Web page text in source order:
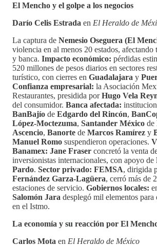
El Mencho y el golpe a los negocios
Darío Celis Estrada en El Heraldo de
La captura de Nemesio Oseguera (El
violencia en al menos 20 estados, afectando
y banca. Impacto económico: pérdidas
520 millones de pesos diarios en sectores
turístico, con cierres en Guadalajara y
Confianza empresarial: la Asociación
Restaurantes, presidida porHugo Vela
del consumidor. Banca afectada:
BanBajío de Edgardo del Rincón,
López-Moctezuma, Santander México de
Ascencio, Banorte de Marcos Ramírez y
Manuel Romo suspendieron operaciones.
Banamex: Jane Fraser concretó la venta
inversionistas internacionales, con apoyo de
Pardo. Sector privado: FEMSA, dirigida
Fernández Garza-Lagüera, cerró más de
estaciones de servicio. Gobiernos locales:
Salomón Jara desplegó mil elementos para
en el Istmo.
La economía y su reacción por El
Carlos Mota en El Heraldo de México